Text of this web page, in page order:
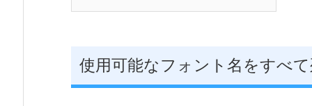
使用可能なフォント名をすべ